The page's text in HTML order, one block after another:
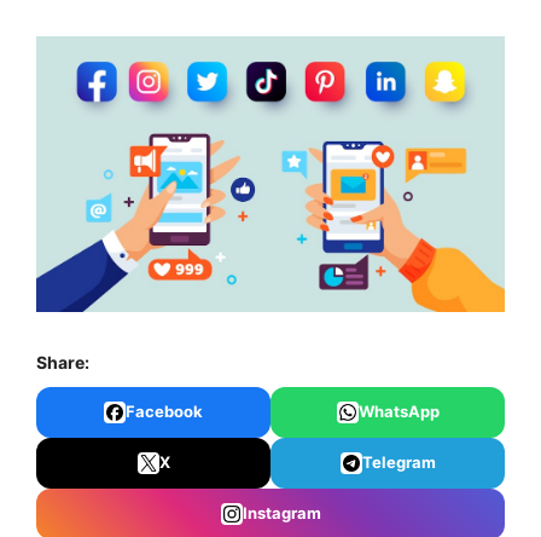
Share:
Facebook WhatsApp
X Telegram
Instagram